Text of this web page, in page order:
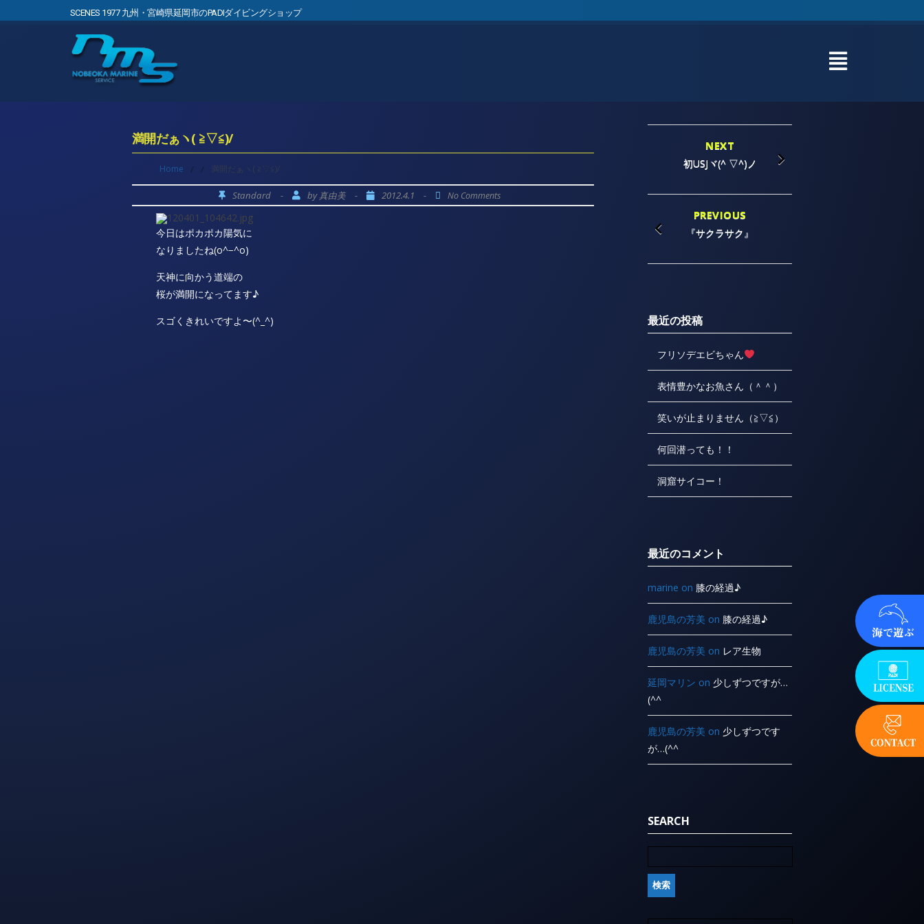
SCENES 1977 九州・宮崎県延岡市のPADIダイビングショップ
満開だぁヽ( ≧▽≦)/
Home / / 満開だぁヽ( ≧▽≦)/
Standard - by真由美 - 2012.4.1 - No Comments
今日はポカポカ陽気に
なりましたね(o^−^o)
天神に向かう道端の
桜が満開になってます♪
スゴくきれいですよ〜(^_^)
NEXT
初USJヾ(^ ▽^)ノ
PREVIOUS
『サクラサク』
最近の投稿
フリソデエビちゃん
表情豊かなお魚さん（＾＾）
笑いが止まりません（≧▽≦）
何回潜っても！！
洞窟サイコー！
最近のコメント
marine on 膝の経過♪
鹿児島の芳美 on 膝の経過♪
鹿児島の芳美 on レア生物
延岡マリン on 少しずつですが…
(^^ ゞ
鹿児島の芳美 on 少しずつです
が…(^^ ゞ
SEARCH